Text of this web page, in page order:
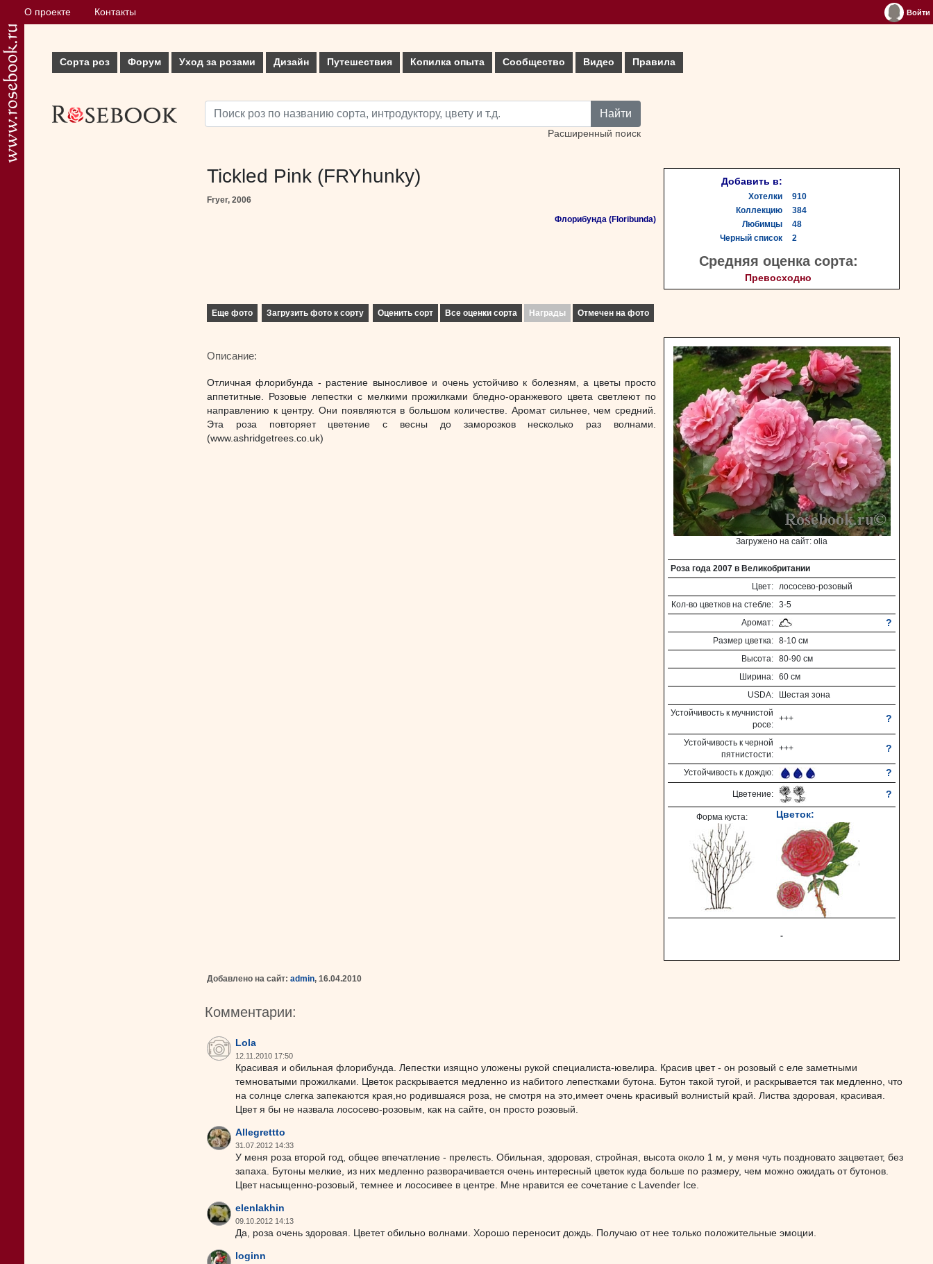
О проекте Контакты Войти
Сорта роз Форум Уход за розами Дизайн Путешествия Копилка опыта Сообщество Видео Правила
Найти
Расширенный поиск
Tickled Pink (FRYhunky)
Fryer, 2006
Флорибунда (Floribunda)
Добавить в:
Хотелки
910
Коллекцию
384
Любимцы
48
Черный список
2
Средняя оценка сорта:
Превосходно
Еще фото Загрузить фото к сорту Оценить сорт Все оценки сорта Награды Отмечен на фото
Описание:
Отличная флорибунда - растение выносливое и очень устойчиво к болезням, а цветы просто
аппетитные. Розовые лепестки с мелкими прожилками бледно-оранжевого цвета светлеют по
направлению к центру. Они появляются в большом количестве. Аромат сильнее, чем средний.
Эта роза повторяет цветение с весны до заморозков несколько раз волнами.
(www.ashridgetrees.co.uk)
Загружено на сайт: olia
Роза года 2007 в Великобритании
Цвет: лососево-розовый
Кол-во цветков на стебле: 3-5
Аромат: ?
Размер цветка: 8-10 см
Высота: 80-90 см
Ширина: 60 см
USDA: Шестая зона
Устойчивость к мучнистой
росе:
+++ ?
Устойчивость к черной
пятнистости:
+++ ?
Устойчивость к дождю: ?
Цветение: ?
Форма куста: Цветок:
-
Добавлено на сайт: admin, 16.04.2010
Комментарии:
Lola
12.11.2010 17:50
Красивая и обильная флорибунда. Лепестки изящно уложены рукой специалиста-ювелира. Красив цвет - он розовый с еле заметными
темноватыми прожилками. Цветок раскрывается медленно из набитого лепестками бутона. Бутон такой тугой, и раскрывается так медленно, что
на солнце слегка запекаются края,но родившаяся роза, не смотря на это,имеет очень красивый волнистый край. Листва здоровая, красивая.
Цвет я бы не назвала лососево-розовым, как на сайте, он просто розовый.
Allegrettto
31.07.2012 14:33
У меня роза второй год, общее впечатление - прелесть. Обильная, здоровая, стройная, высота около 1 м, у меня чуть поздновато зацветает, без
запаха. Бутоны мелкие, из них медленно разворачивается очень интересный цветок куда больше по размеру, чем можно ожидать от бутонов.
Цвет насыщенно-розовый, темнее и лососивее в центре. Мне нравится ее сочетание с Lavender Ice.
elenlakhin
09.10.2012 14:13
Да, роза очень здоровая. Цветет обильно волнами. Хорошо переносит дождь. Получаю от нее только положительные эмоции.
loginn